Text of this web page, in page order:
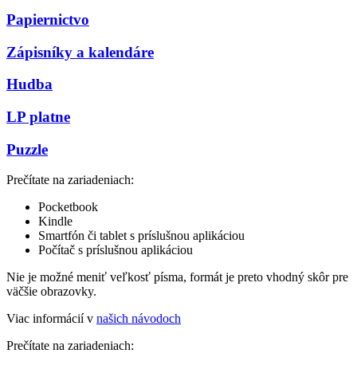
Papiernictvo
Zápisníky a kalendáre
Hudba
LP platne
Puzzle
Prečítate na zariadeniach:
Pocketbook
Kindle
Smartfón či tablet s príslušnou aplikáciou
Počítač s príslušnou aplikáciou
Nie je možné meniť veľkosť písma, formát je preto vhodný skôr pre
väčšie obrazovky.
Viac informácií v našich návodoch
Prečítate na zariadeniach: